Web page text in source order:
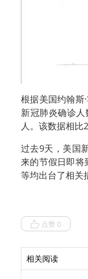
根据美国约翰斯
新冠肺炎确诊
人。该数据相比
过去9天，美国
来的节假日即将
等均出台了相关
点赞 0
相关阅读